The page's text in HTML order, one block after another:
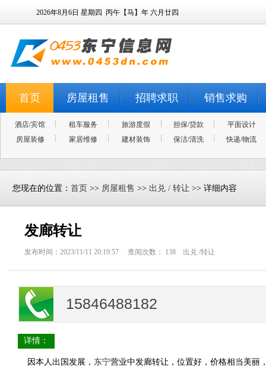
2026年8月6日 星期四 丙午【马】年 六月廿四
首页 房屋租售 招聘求职 销售求购
酒店/宾馆 租车服务 旅游度假 担保/贷款
平面设计
房屋装修
家居维修 建材装饰 保洁/清洗 快递/物流
您现在的位置： 首页 >> 房屋租售 >> 出兑 / 转让 >> 详细内容
发廊转让
发布时间：2023/11/11 20:19:57 查阅次数： 138 出兑 /转让
15846488182
详情：
因本人出国发展， 东宁营业中发廊转让，位置好，价格相当美丽